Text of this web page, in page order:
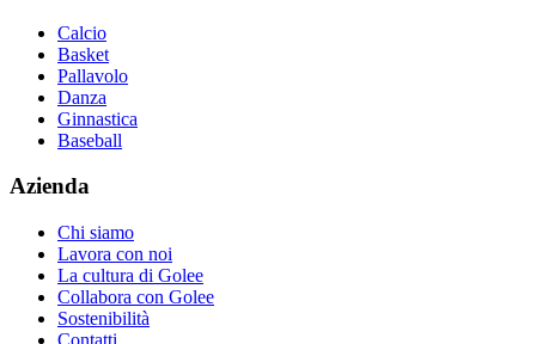
Calcio
Basket
Pallavolo
Danza
Ginnastica
Baseball
Azienda
Chi siamo
Lavora con noi
La cultura di Golee
Collabora con Golee
Sostenibilità